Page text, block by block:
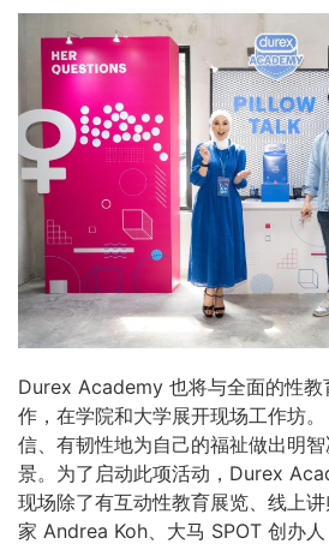
Durex Academy 也将与全面的性教
作，在学院和大学展开现场工作坊
信、有韧性地为自己的福祉做出明
景。为了启动此项活动，Durex
现场除了有互动性教育展览、线上
家 Andrea Koh、大马 SPOT 创办